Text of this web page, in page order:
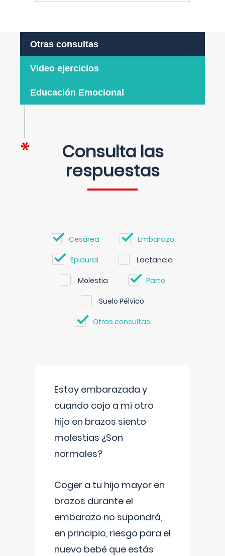
Otras consultas
Video ejercicios
Educación Emocional
Consulta las
respuestas
Cesárea Embarazo
Epidural Lactancia
Molestia Parto
Suelo Pélvico
Otras consultas
Estoy embarazada y
cuando cojo a mi otro
hijo en brazos siento
molestias ¿Son
normales?
Coger a tu hijo mayor en
brazos durante el
embarazo no supondrá,
en principio, riesgo para el
nuevo bebé que estás